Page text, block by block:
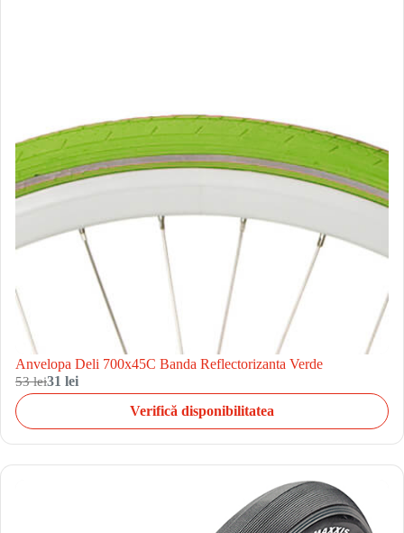
Anvelopa Deli 700x45C Banda Reflectorizanta Verde
53 lei31 lei
Verifică disponibilitatea